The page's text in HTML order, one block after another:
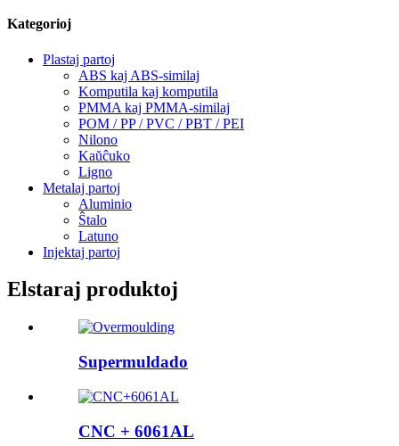
Kategorioj
Plastaj partoj
ABS kaj ABS-similaj
Komputila kaj komputila
PMMA kaj PMMA-similaj
POM / PP / PVC / PBT / PEI
Nilono
Kaŭĉuko
Ligno
Metalaj partoj
Aluminio
Ŝtalo
Latuno
Injektaj partoj
Elstaraj produktoj
Supermuldado
CNC + 6061AL